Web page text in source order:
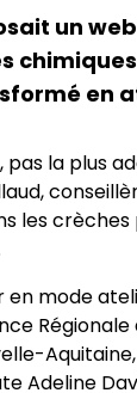
un
en
la plus
crèches
mode
Adeline